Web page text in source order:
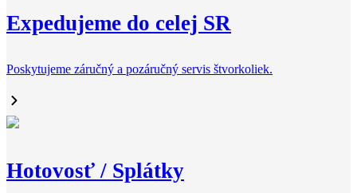
Expedujeme do celej SR
Poskytujeme záručný a pozáručný servis štvorkoliek.
Hotovosť / Splátky